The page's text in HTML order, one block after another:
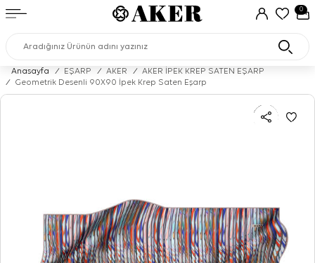
0
Anasayfa / EŞARP / AKER /
AKER İPEK KREP SATEN EŞARP
/
Geometrik Desenli 90X90 İpek Krep Saten Eşarp